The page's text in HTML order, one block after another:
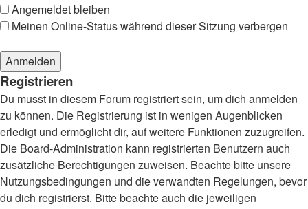
Angemeldet bleiben
Meinen Online-Status während dieser Sitzung verbergen
Registrieren
Du musst in diesem Forum registriert sein, um dich anmelden
zu können. Die Registrierung ist in wenigen Augenblicken
erledigt und ermöglicht dir, auf weitere Funktionen zuzugreifen.
Die Board-Administration kann registrierten Benutzern auch
zusätzliche Berechtigungen zuweisen. Beachte bitte unsere
Nutzungsbedingungen und die verwandten Regelungen, bevor
du dich registrierst. Bitte beachte auch die jeweiligen